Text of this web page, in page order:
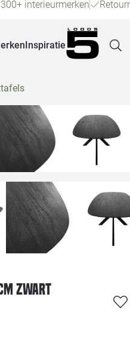
300+ interieurmerken
Inspiratie
zwart